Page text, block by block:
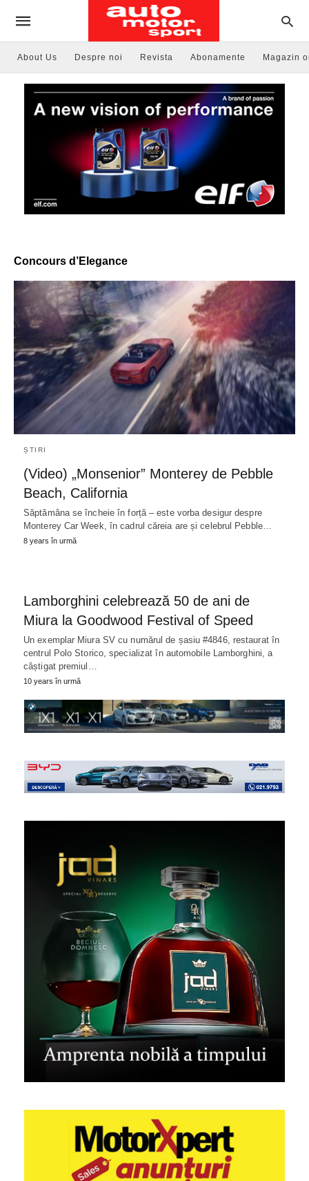
About Us Despre noi Revista Abonamente Magazin
Concours d’Elegance
ȘTIRI
(Video) „Monsenior” Monterey de Pebble
Beach, California
Săptămâna se încheie în forță – este vorba desigur despre
Monterey Car Week, în cadrul căreia are și celebrul Pebble…
8 years în urmă
Lamborghini celebrează 50 de ani de
Miura la Goodwood Festival of Speed
Un exemplar Miura SV cu numărul de șasiu #4846, restaurat în
centrul Polo Storico, specializat în automobile Lamborghini, a
câștigat premiul…
10 years în urmă